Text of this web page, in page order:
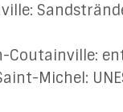
Coutainville:
Michel: